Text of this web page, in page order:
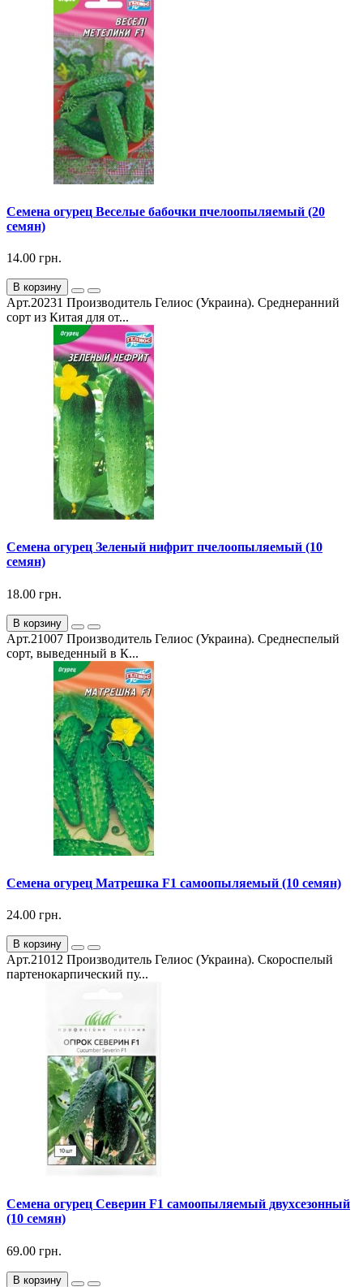
Семена огурец Веселые бабочки пчелоопыляемый (20
семян)
14.00 грн.
В корзину
Арт.20231 Производитель Гелиос (Украина). Среднеранний
сорт из Китая для от...
Семена огурец Зеленый нифрит пчелоопыляемый (10
семян)
18.00 грн.
В корзину
Арт.21007 Производитель Гелиос (Украина). Среднеспелый
сорт, выведенный в К...
Семена огурец Матрешка F1 самоопыляемый (10 семян)
24.00 грн.
В корзину
Арт.21012 Производитель Гелиос (Украина). Скороспелый
партенокарпический пу...
Семена огурец Северин F1 самоопыляемый двухсезонный
(10 семян)
69.00 грн.
В корзину